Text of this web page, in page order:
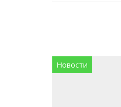
Новости